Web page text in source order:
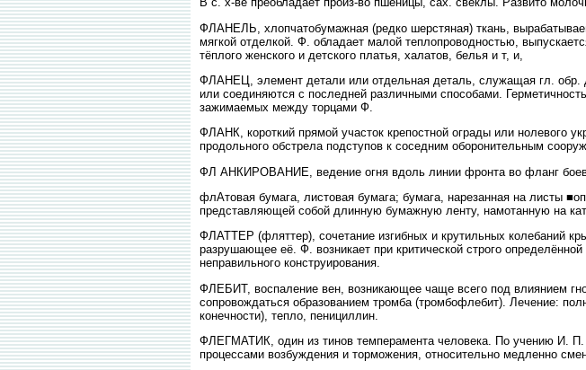
ФЛАНЕЛЬ, хлопчатобумажная (редко шерстяная) ткань,
мягкой отделкой. Ф. обладает малой теплопроводностью,
тёплого женского и детского платья, халатов, белья и т, и,
ФЛАНЕЦ, элемент детали или отдельная деталь, служащая гл. обр.
или соединяются с последней различными способами.
зажимаемых между торцами Ф.
ФЛАНК, короткий прямой участок крепостной ограды или нолевого
продольного обстрела подступов к соседним оборонительным
ФЛ АНКИРОВАНИЕ, ведение огня вдоль линии фронта во фланг
флАтовая бумага, листовая бумага; бумага, нарезанная на листы
представляющей собой длинную бумажную ленту, намотанную на
ФЛАТТЕР (фляттер), сочетание изгибных и крутильных колебаний
разрушающее её. Ф. возникает при критической строго
неправильного конструирования.
ФЛЕБИТ, воспаление вен, возникающее чаще всего под влиянием
сопровождаться образованием тромба (тромбофлебит). Лечение:
конечности), тепло, пенициллин.
ФЛЕГМАТИК, один из тинов темперамента человека. По учению И.
процессами возбуждения и торможения, относительно медленно